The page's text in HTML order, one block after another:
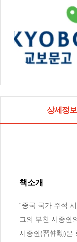
상세정보
책소개
“중국 국가 주석
그의 부친 시종쉰
시종쉰(習仲勳)은